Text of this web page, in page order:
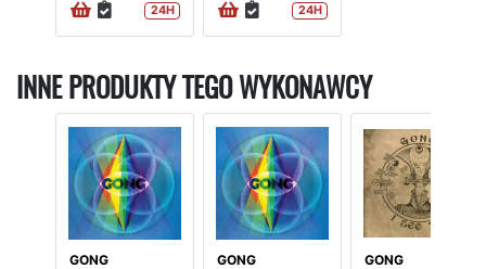
24H 24H
INNE PRODUKTY TEGO WYKONAWCY
GONG
GONG
GONG